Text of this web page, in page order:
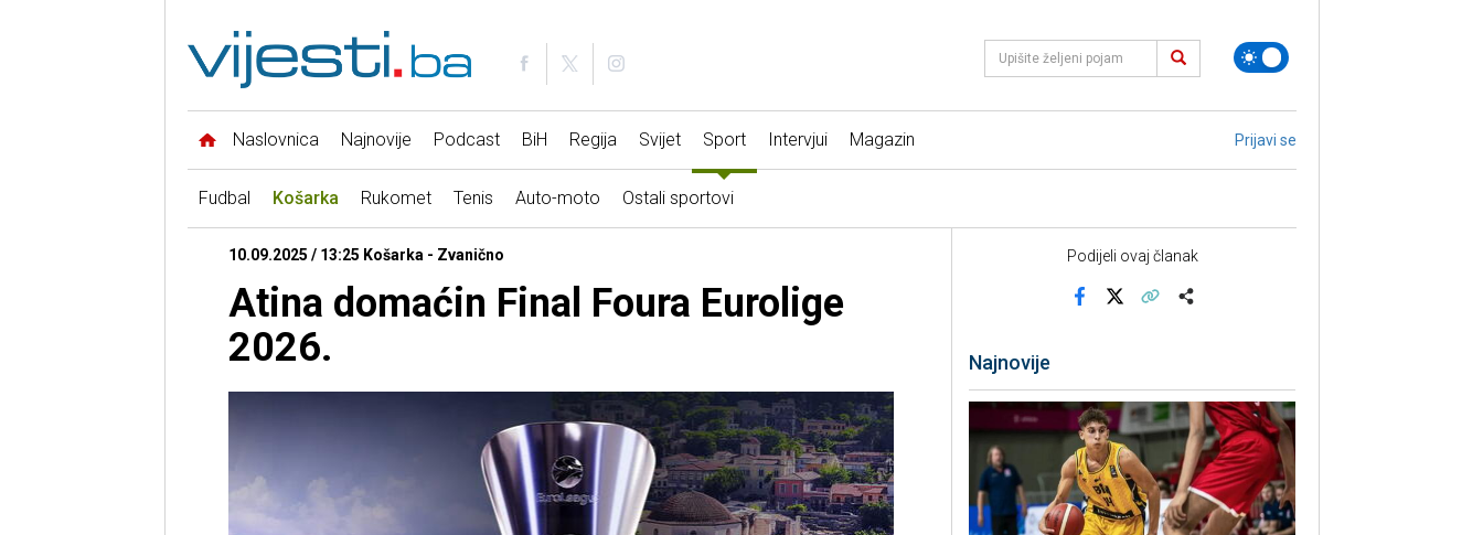
Naslovnica Najnovije Podcast BiH Regija Svijet Sport Intervjui Magazin Prijavi se
Fudbal Košarka Rukomet Tenis Auto-moto Ostali sportovi
10.09.2025 / 13:25 Košarka - Zvanično
Atina domaćin Final Foura Eurolige
2026.
Podijeli ovaj članak
Najnovije